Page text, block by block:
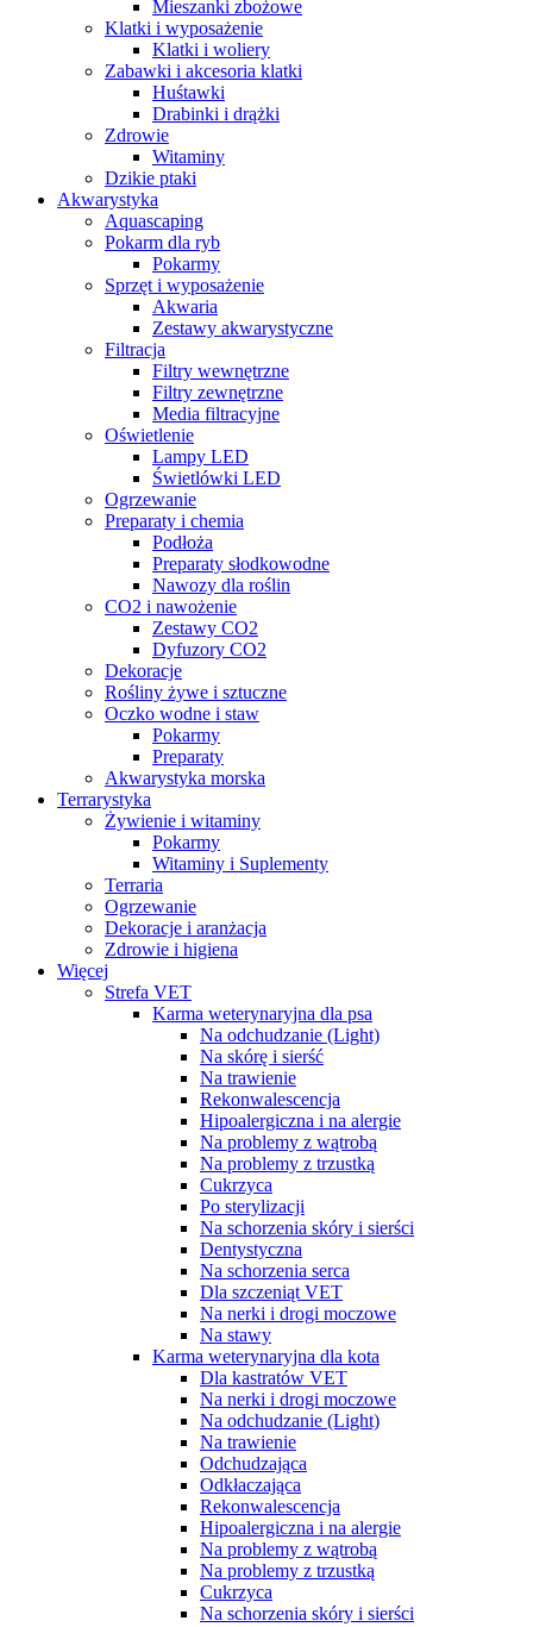
Mieszanki zbożowe
Klatki i wyposażenie
Klatki i woliery
Zabawki i akcesoria klatki
Huśtawki
Drabinki i drążki
Zdrowie
Witaminy
Dzikie ptaki
Akwarystyka
Aquascaping
Pokarm dla ryb
Pokarmy
Sprzęt i wyposażenie
Akwaria
Zestawy akwarystyczne
Filtracja
Filtry wewnętrzne
Filtry zewnętrzne
Media filtracyjne
Oświetlenie
Lampy LED
Świetlówki LED
Ogrzewanie
Preparaty i chemia
Podłoża
Preparaty słodkowodne
Nawozy dla roślin
CO2 i nawożenie
Zestawy CO2
Dyfuzory CO2
Dekoracje
Rośliny żywe i sztuczne
Oczko wodne i staw
Pokarmy
Preparaty
Akwarystyka morska
Terrarystyka
Żywienie i witaminy
Pokarmy
Witaminy i Suplementy
Terraria
Ogrzewanie
Dekoracje i aranżacja
Zdrowie i higiena
Więcej
Strefa VET
Karma weterynaryjna dla psa
Na odchudzanie (Light)
Na skórę i sierść
Na trawienie
Rekonwalescencja
Hipoalergiczna i na alergie
Na problemy z wątrobą
Na problemy z trzustką
Cukrzyca
Po sterylizacji
Na schorzenia skóry i sierści
Dentystyczna
Na schorzenia serca
Dla szczeniąt VET
Na nerki i drogi moczowe
Na stawy
Karma weterynaryjna dla kota
Dla kastratów VET
Na nerki i drogi moczowe
Na odchudzanie (Light)
Na trawienie
Odchudzająca
Odkłaczająca
Rekonwalescencja
Hipoalergiczna i na alergie
Na problemy z wątrobą
Na problemy z trzustką
Cukrzyca
Na schorzenia skóry i sierści